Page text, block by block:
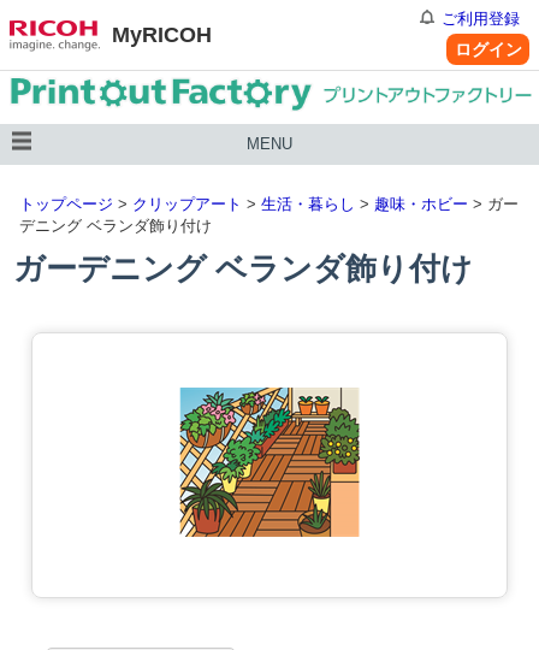
MyRICOH
ご利用登録
ログイン
MENU
トップページ > クリップアート > 生活・暮らし > 趣味・ホビー > ガー
デニング ベランダ飾り付け
ガーデニング ベランダ飾り付け